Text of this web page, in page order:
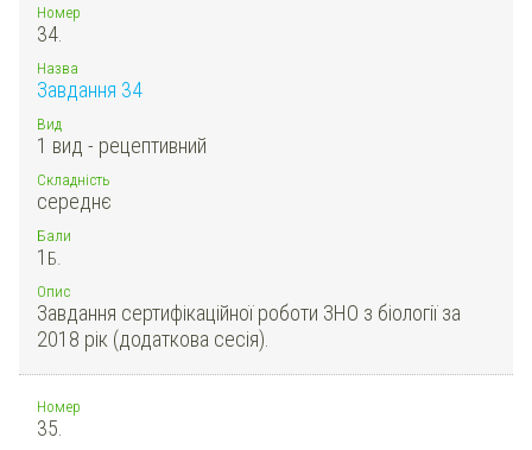
Номер
34.
Назва
Завдання 34
Вид
1 вид - рецептивний
Складність
середнє
Бали
1 Б.
Опис
Завдання сертифікаційної роботи ЗНО з біології за
2018 рік (додаткова сесія).
Номер
35.